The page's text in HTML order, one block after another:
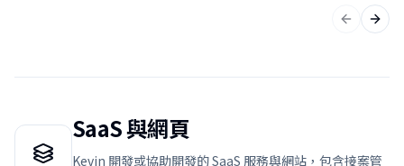
上一張投
下一
SaaS 與網頁
Kevin 開發或協助開發的 SaaS 服務與網站，包含接案管